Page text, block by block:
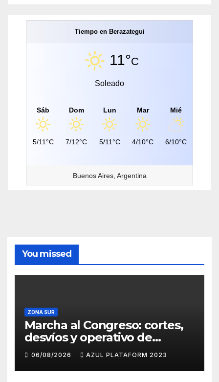
Tiempo en Berazategui
11°C
Soleado
Sáb
5/11°C
Dom
7/12°C
Lun
5/11°C
Mar
4/10°C
Mié
6/10°C
Buenos Aires, Argentina
You missed
ZONA SUR
Marcha al Congreso: cortes,
desvíos y operativo de
seguridad por la protesta
contra la reforma de la Ley
de Tierras
06/08/2026 AZUL PLATAFORM 2023